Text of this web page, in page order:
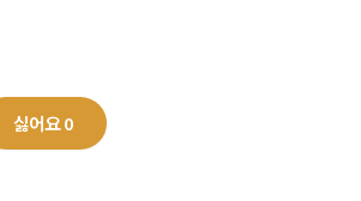
싫어요0